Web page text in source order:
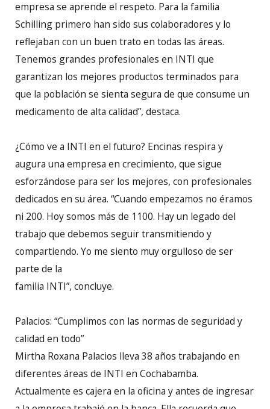
empresa se aprende el respeto. Para la familia
Schilling primero han sido sus colaboradores y lo
reflejaban con un buen trato en todas las áreas.
Tenemos grandes profesionales en INTI que
garantizan los mejores productos terminados para
que la población se sienta segura de que consume un
medicamento de alta calidad”, destaca.
¿Cómo ve a INTI en el futuro? Encinas respira y
augura una empresa en crecimiento, que sigue
esforzándose para ser los mejores, con profesionales
dedicados en su área. “Cuando empezamos no éramos
ni 200. Hoy somos más de 1100. Hay un legado del
trabajo que debemos seguir transmitiendo y
compartiendo. Yo me siento muy orgulloso de ser
parte de la
familia INTI”, concluye.
Palacios: “Cumplimos con las normas de seguridad y
calidad en todo”
Mirtha Roxana Palacios lleva 38 años trabajando en
diferentes áreas de INTI en Cochabamba.
Actualmente es cajera en la oficina y antes de ingresar